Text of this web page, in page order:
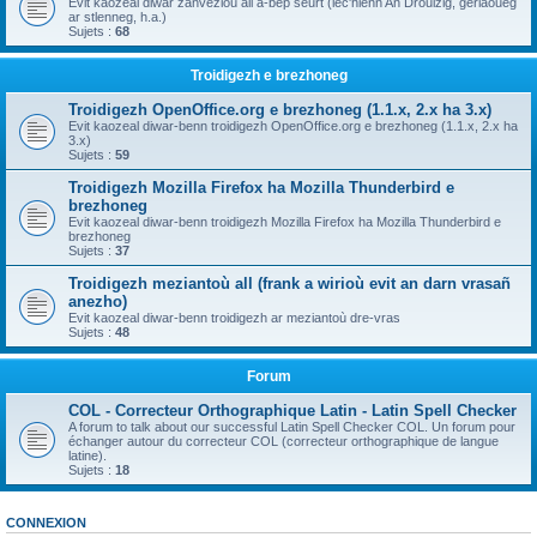
ar stlenneg, h.a.)
Sujets : 68
Troidigezh e brezhoneg
Troidigezh OpenOffice.org e brezhoneg (1.1.x, 2.x ha 3.x)
Evit kaozeal diwar-benn troidigezh OpenOffice.org e brezhoneg (1.1.x, 2.x ha
3.x)
Sujets : 59
Troidigezh Mozilla Firefox ha Mozilla Thunderbird e
brezhoneg
Evit kaozeal diwar-benn troidigezh Mozilla Firefox ha Mozilla Thunderbird e
brezhoneg
Sujets : 37
Troidigezh meziantoù all (frank a wirioù evit an darn vrasañ
anezho)
Evit kaozeal diwar-benn troidigezh ar meziantoù dre-vras
Sujets : 48
Forum
COL - Correcteur Orthographique Latin - Latin Spell Checker
A forum to talk about our successful Latin Spell Checker COL. Un forum pour
échanger autour du correcteur COL (correcteur orthographique de langue
latine).
Sujets : 18
CONNEXION